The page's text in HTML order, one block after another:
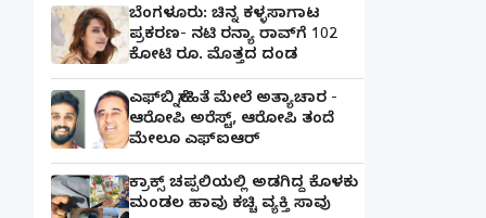
ಬೆಂಗಳೂರು: ಚಿನ್ನ ಕಳ್ಳಸಾಗಾಟ
ಪ್ರಕರಣ- ನಟಿ ರನ್ಯಾ ರಾವ್‌ಗೆ 102
ಕೋಟಿ ರೂ. ಮೊತ್ತದ ದಂಡ
ಎಫ್‌ಬಿ ಸ್ನೇಹಿತೆ ಮೇಲೆ ಅತ್ಯಾಚಾರ -
ಆರೋಪಿ ಅರೆಸ್ಟ್, ಆರೋಪಿ ತಂದೆ
ಮೇಲೂ ಎಫ್ಐಆರ್
ಕ್ರಾಕ್ಸ್ ಚಪ್ಪಲಿಯಲ್ಲಿ ಅಡಗಿದ್ದ ಕೊಳಕು
ಮಂಡಲ ಹಾವು ಕಚ್ಚಿ ವ್ಯಕ್ತಿ ಸಾವು